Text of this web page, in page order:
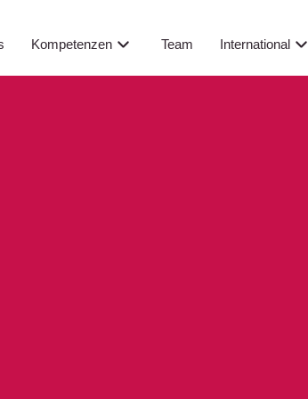
Kompetenzen Team International